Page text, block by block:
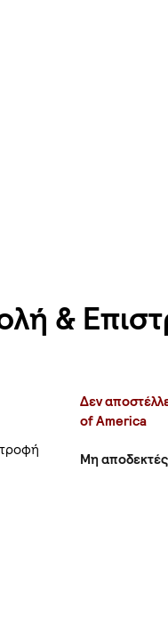
&
Δεν
of America
Μη αποδεκτές